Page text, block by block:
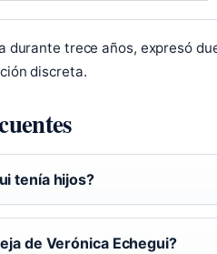
durante trece años, expresó
discreta.
tenía hijos?
de Verónica Echegui?